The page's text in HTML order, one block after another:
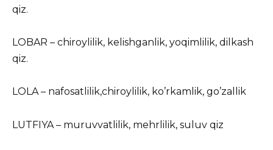
qiz.
LOBAR – chiroylilik, kelishganlik, yoqimlilik, dilkash
qiz.
LOLA – nafosatlilik,chiroylilik, ko’rkamlik, go’zallik
LUTFIYA – muruvvatlilik, mehrlilik, suluv qiz